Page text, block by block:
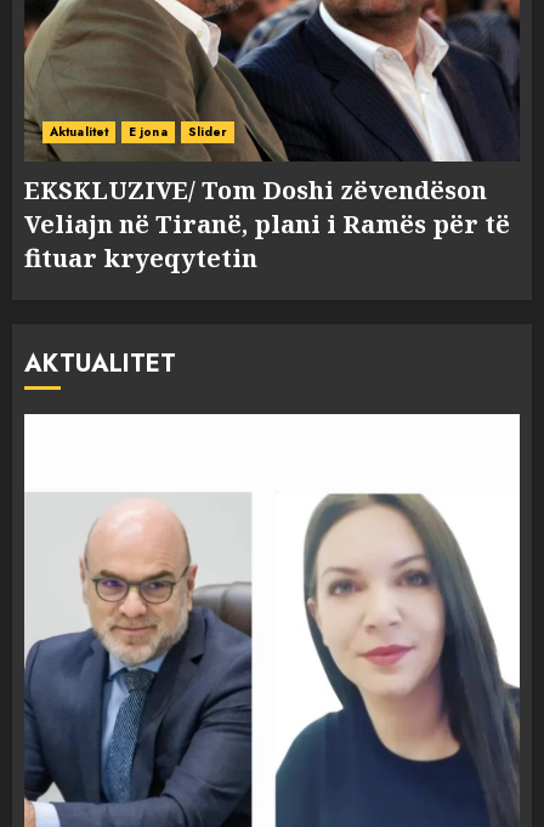
Aktualitet E jona Slider
EKSKLUZIVE/ Tom Doshi zëvendëson
Veliajn në Tiranë, plani i Ramës për të
fituar kryeqytetin
AKTUALITET